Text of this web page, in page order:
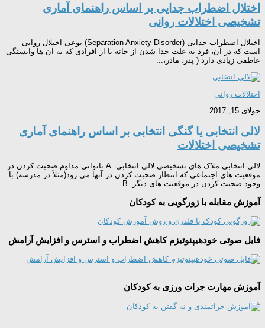
اختلال اضطراب جدایی بر اساس راهنمای آماری
تشخیصی اختلالات روانی
اختلال اضطراب جدایی (Separation Anxiety Disorder) نوعی اختلال روانی
است که در آن، فرد به علت جدا شدن از خانه یا از افرادی که به آن ها وابستگی
عاطفی زیادی دارد ( پدر، مادر،...
اختلالات روانی
جولای 15, 2017
لالی انتخابی یا گنگی انتخابی بر اساس راهنمای آماری
تشخیصی اختلالات
لالی انتخابی ملاک های تشخیصی لالی انتخابی A.ناتوانی مداوم صحبت کردن در
موقعیت های اجتماعی که انتظار صحبت کردن در آنها می رود(مثلاً در مدرسه) با
وجود صحبت کردن در موقعیت های دیگر. B....
آموزش مقابله با زورگویی به کودکان
فایل صوتی خودهیپنوتیزم کاهش اضطراب و استرس و افزایش آرامش
آموزش مهارت جرات ورزی به کودکان